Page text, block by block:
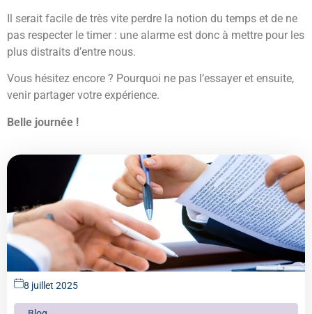
Il serait facile de très vite perdre la notion du temps et de ne
pas respecter le timer : une alarme est donc à mettre pour les
plus distraits d’entre nous.
Vous hésitez encore ? Pourquoi ne pas l’essayer et ensuite,
venir partager votre expérience.
Belle journée !
8 juillet 2025